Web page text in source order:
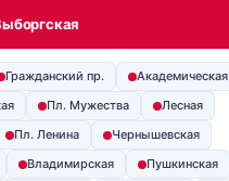
Гражданский пр.
Академическая
Пл. Мужества
Лесная
Пл. Ленина
Чернышевская
Владимирская
Пушкинская